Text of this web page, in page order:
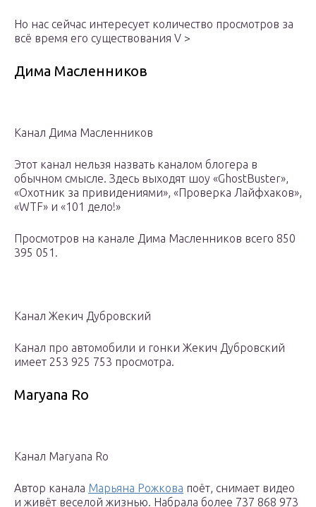
Но нас сейчас интересует количество просмотров за
всё время его существования V >
Дима Масленников
Канал Дима Масленников
Этот канал нельзя назвать каналом блогера в
обычном смысле. Здесь выходят шоу «GhostBuster»,
«Охотник за привидениями», «Проверка Лайфхаков»,
«WTF» и «101 дело!»
Просмотров на канале Дима Масленников всего 850
395 051.
Канал Жекич Дубровский
Канал про автомобили и гонки Жекич Дубровский
имеет 253 925 753 просмотра.
Maryana Ro
Канал Maryana Ro
Автор канала Марьяна Рожкова поёт, снимает видео
и живёт веселой жизнью. Набрала более 737 868 973